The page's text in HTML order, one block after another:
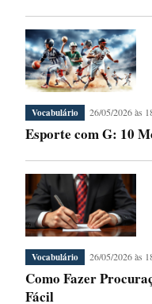
Vocabulário 26/05/2026 às
Esporte com G: 10
Vocabulário 26/05/2026 às
Como Fazer
Fácil